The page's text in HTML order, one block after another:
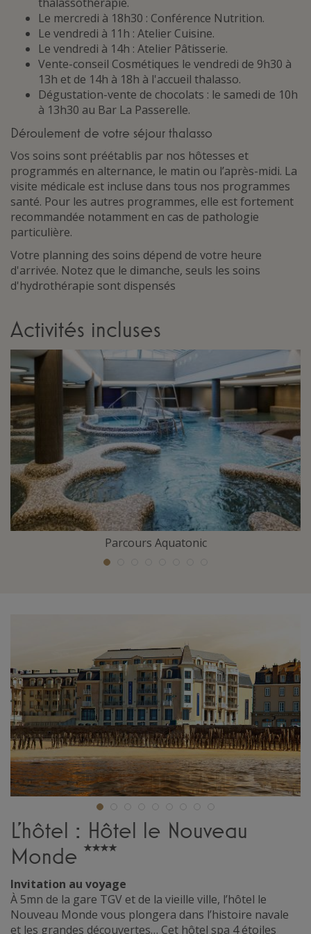
Le mercredi à 18h30 : Conférence Nutrition.
Le vendredi à 11h : Atelier Cuisine.
Le vendredi à 14h : Atelier Pâtisserie.
Vente-conseil Cosmétiques le vendredi de 9h30 à
13h et de 14h à 18h à l'accueil thalasso.
Dégustation-vente de chocolats : le samedi de 10h
à 13h30 au Bar La Passerelle.
Déroulement de votre séjour thalasso
Vos soins sont préétablis par nos hôtesses et
programmés en alternance, le matin ou l’après-midi. La
visite médicale est incluse dans tous nos programmes
santé. Pour les autres programmes, elle est fortement
recommandée notamment en cas de pathologie
particulière.
Votre planning des soins dépend de votre heure
d'arrivée. Notez que le dimanche, seuls les soins
d'hydrothérapie sont dispensés
Activités incluses
Parcours Aquatonic
L'hôtel : Hôtel le Nouveau
Monde
Invitation au voyage
À 5mn de la gare TGV et de la vieille ville, l’hôtel le
Nouveau Monde vous plongera dans l’histoire navale
et les grandes découvertes… Cet hôtel spa 4 étoiles